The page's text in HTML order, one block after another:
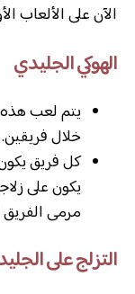
الآن على الألعاب
الهوكي الجليدي
يتم لعب هذه
خلال فريقين.
كل فريق
يكون على
مرمى
التزلج على